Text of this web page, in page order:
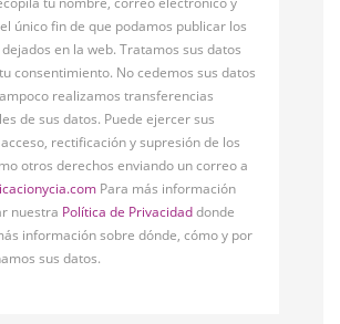
único fin de que podamos publicar los
en la web. Tratamos sus datos
consentimiento. No cedemos sus datos
realizamos transferencias
de sus datos. Puede ejercer sus
rectificación y supresión de los
otros derechos enviando un correo a
Para más información
nuestra Política de Privacidaddonde
información sobre dónde, cómo y por
sus datos.